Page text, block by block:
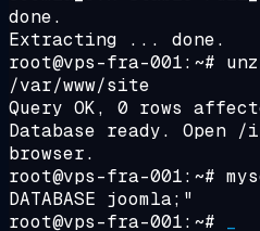
done.
Extracting ... done.
root@vps-fra-001:~#
/var/www/site
Query OK, 0 rows
Database ready.
browser.
root@vps-fra-001:~#
DATABASE joomla;"
root@vps-fra-001:~#